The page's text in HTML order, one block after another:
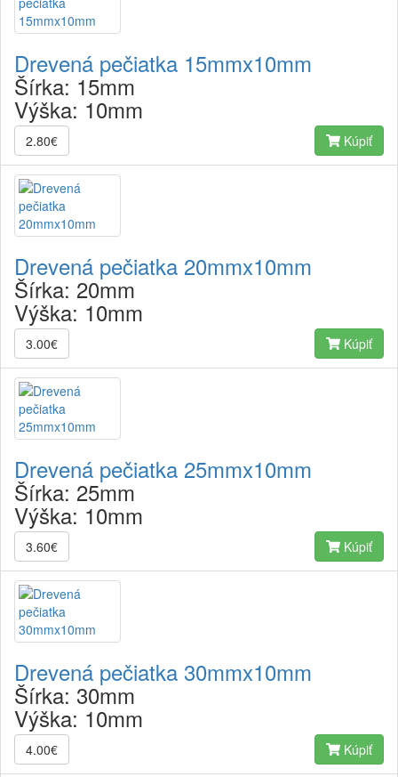
Drevená pečiatka 15mmx10mm
Šírka: 15mm
Výška: 10mm
2.80€ Kúpiť
Drevená pečiatka 20mmx10mm
Šírka: 20mm
Výška: 10mm
3.00€ Kúpiť
Drevená pečiatka 25mmx10mm
Šírka: 25mm
Výška: 10mm
3.60€ Kúpiť
Drevená pečiatka 30mmx10mm
Šírka: 30mm
Výška: 10mm
4.00€ Kúpiť